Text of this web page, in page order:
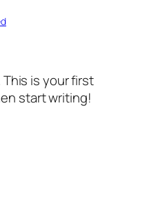
is your first
start writing!